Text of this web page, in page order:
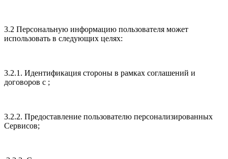
3.2 Персональную информацию пользователя может
использовать в следующих целях:
3.2.1. Идентификация стороны в рамках соглашений и
договоров с ;
3.2.2. Предоставление пользователю персонализированных
Сервисов;